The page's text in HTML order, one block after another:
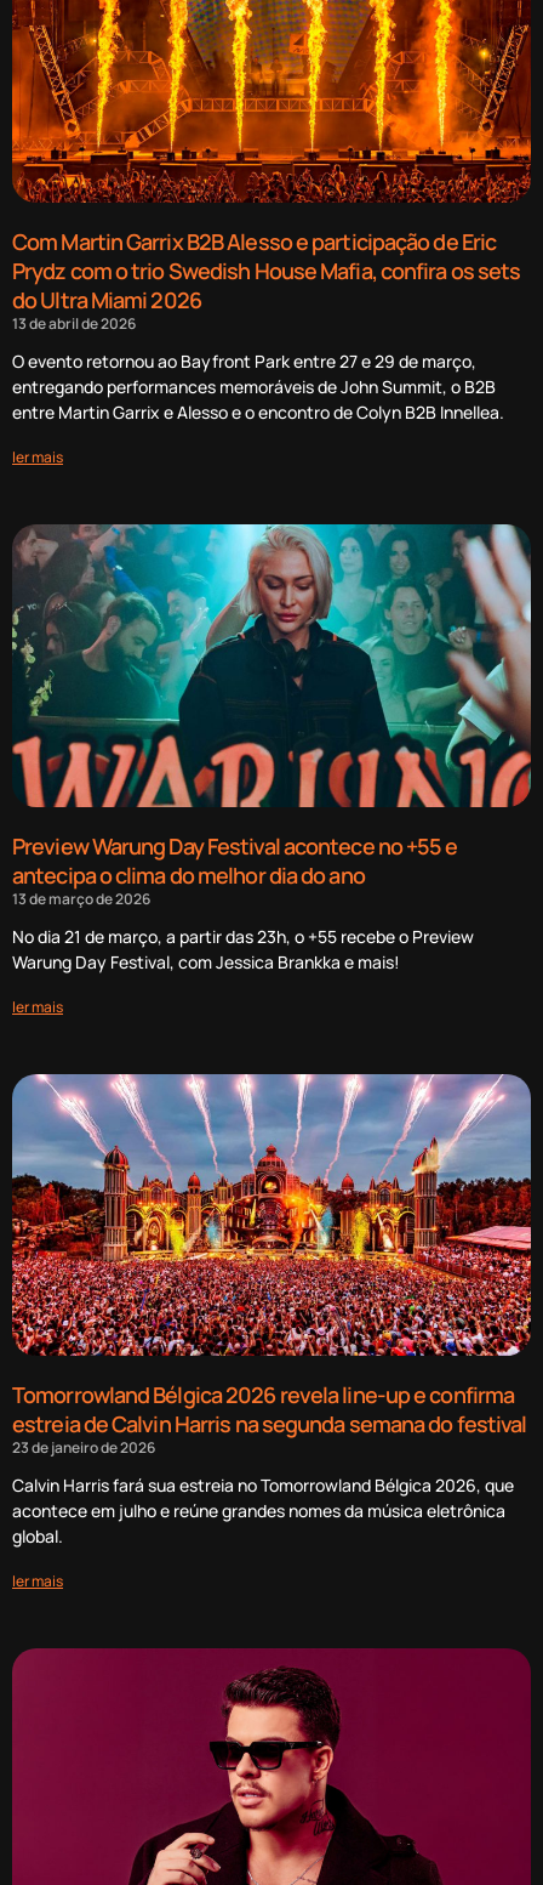
Com Martin Garrix B2B Alesso e participação de Eric
Prydz com o trio Swedish House Mafia, confira os sets
do Ultra Miami 2026
13 de abril de 2026
O evento retornou ao Bayfront Park entre 27 e 29 de março,
entregando performances memoráveis de John Summit, o B2B
entre Martin Garrix e Alesso e o encontro de Colyn B2B Innellea.
ler mais
Preview Warung Day Festival acontece no +55 e
antecipa o clima do melhor dia do ano
13 de março de 2026
No dia 21 de março, a partir das 23h, o +55 recebe o Preview
Warung Day Festival, com Jessica Brankka e mais!
ler mais
Tomorrowland Bélgica 2026 revela line-up e confirma
estreia de Calvin Harris na segunda semana do festival
23 de janeiro de 2026
Calvin Harris fará sua estreia no Tomorrowland Bélgica 2026, que
acontece em julho e reúne grandes nomes da música eletrônica
global.
ler mais